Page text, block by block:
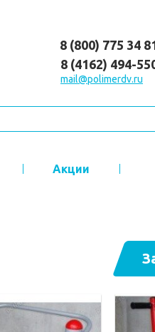
8 (800) 775 34
8 (4162) 494-
mail@polimerdv.ru
Акции